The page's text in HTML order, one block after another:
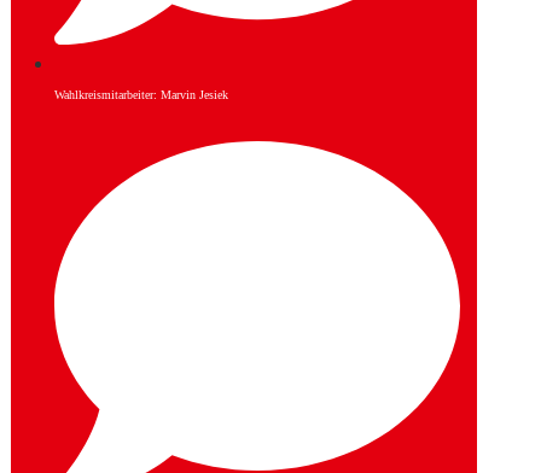
Wahlkreismitarbeiter: Marvin Jesiek